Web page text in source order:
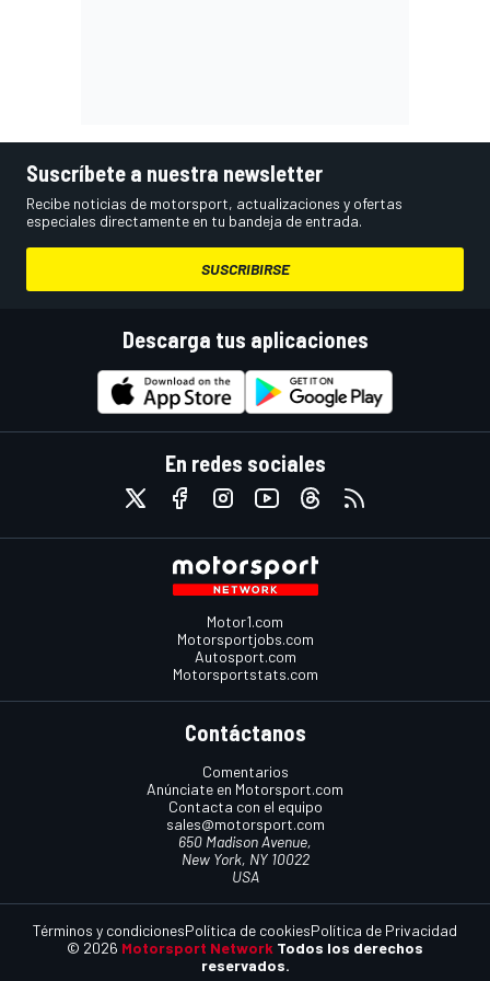
Suscríbete a nuestra newsletter
Recibe noticias de motorsport, actualizaciones y ofertas
especiales directamente en tu bandeja de entrada.
SUSCRIBIRSE
Descarga tus aplicaciones
En redes sociales
Motor1.com
Motorsportjobs.com
Autosport.com
Motorsportstats.com
Contáctanos
Comentarios
Anúnciate en Motorsport.com
Contacta con el equipo
sales@motorsport.com
650 Madison Avenue,
New York, NY 10022
USA
© 2026 Motorsport Network Todos los derechos
reservados.
Términos y condicionesPolítica de cookiesPolítica de Privacidad